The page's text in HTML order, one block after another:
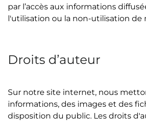
par l’accès aux informations
l'utilisation ou la non-utilisation de
Droits d’auteur
Sur notre site internet, nous
informations, des images et des
disposition du public. Les droits